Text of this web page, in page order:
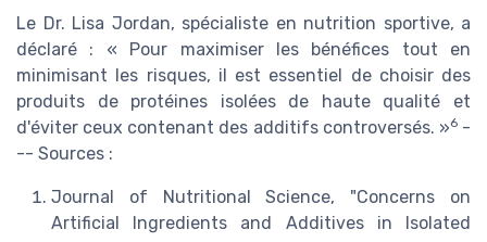
Le Dr. Lisa Jordan, spécialiste en nutrition sportive, a
déclaré : « Pour maximiser les bénéfices tout en
minimisant les risques, il est essentiel de choisir des
produits de protéines isolées de haute qualité et
d'éviter ceux contenant des additifs controversés. »6-
-- Sources :
Journal of Nutritional Science, "Concerns on
Artificial Ingredients and Additives in Isolated